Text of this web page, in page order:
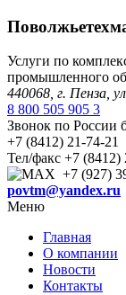
Услуги по
промышленного
440068, г. Пенза,
8 800 505 905 3
Звонок по России
+7 (8412) 21-74-21
Тел/факс +7 (8412)
+7 (927)
povtm@yandex.ru
Меню
Главная
О компании
Новости
Контакты